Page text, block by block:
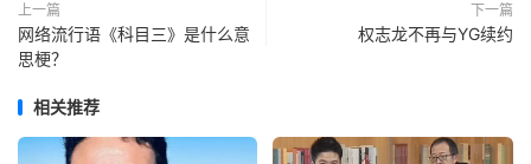
上一篇
网络流行语《科目三》是什么意
思梗？
下一篇
权志龙不再与YG续约
相关推荐